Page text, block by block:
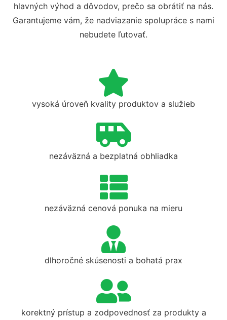
hlavných výhod a dôvodov, prečo sa obrátiť na nás.
Garantujeme vám, že nadviazanie spolupráce s nami
nebudete ľutovať.
vysoká úroveň kvality produktov a služieb
nezáväzná a bezplatná obhliadka
nezáväzná cenová ponuka na mieru
dlhoročné skúsenosti a bohatá prax
korektný prístup a zodpovednosť za produkty a